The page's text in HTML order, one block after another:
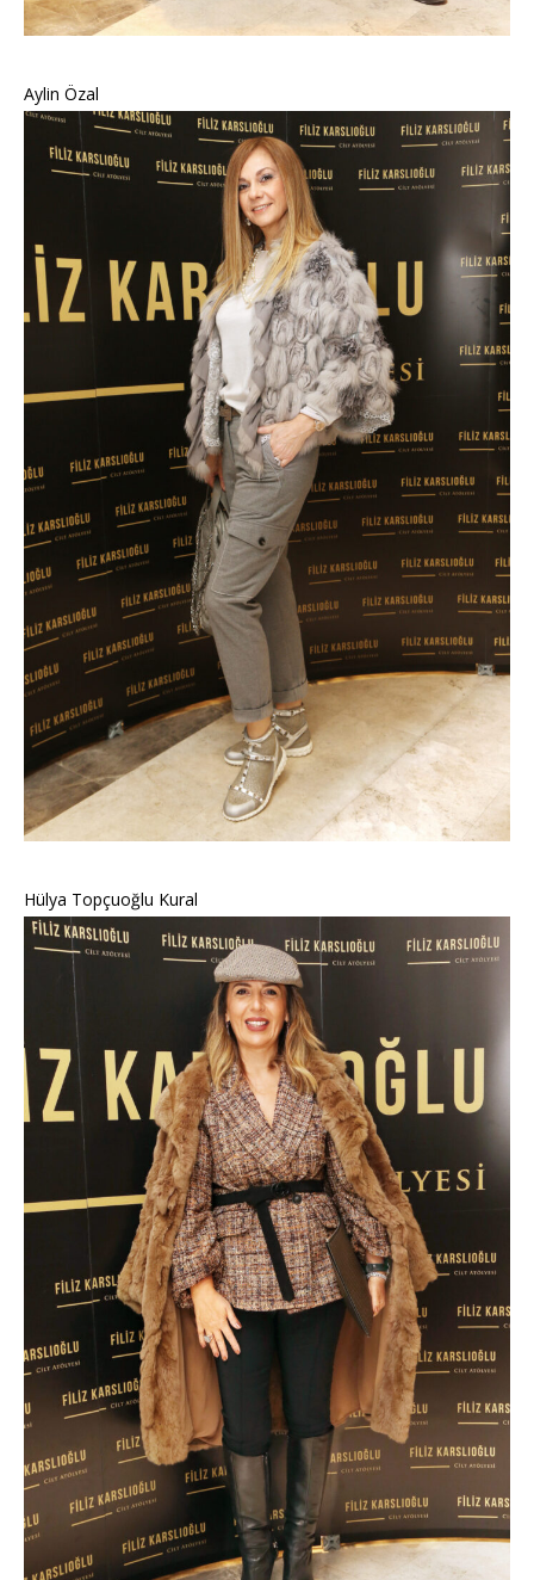
Aylin Özal
Hülya Topçuoğlu Kural